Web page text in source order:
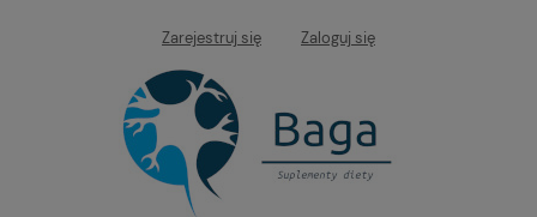
Zarejestruj się Zaloguj się